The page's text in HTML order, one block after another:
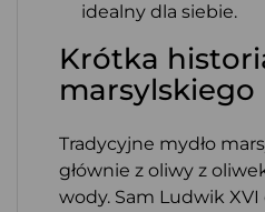
idealny dla siebie.
Krótka
marsylskiego
Tradycyjne mydło
głównie z oliwy z
wody. Sam Ludwik XVI